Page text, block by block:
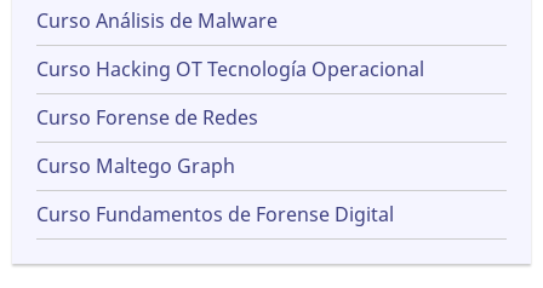
Curso Análisis de Malware
Curso Hacking OT Tecnología Operacional
Curso Forense de Redes
Curso Maltego Graph
Curso Fundamentos de Forense Digital